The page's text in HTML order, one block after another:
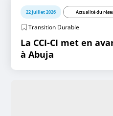
22 juillet 2026 Actualité du
Transition Durable
La CCI-CI met en
à Abuja